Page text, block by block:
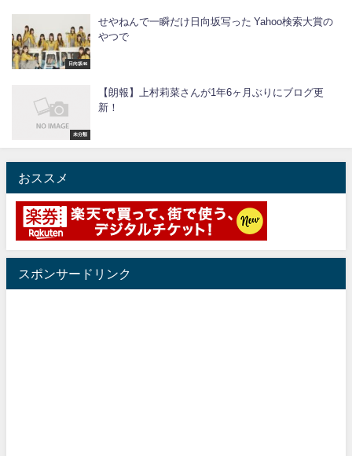
日向坂46
せやねんで一瞬だけ日向坂写った Yahoo検索大賞の
やつで
未分類
【朗報】上村莉菜さんが1年6ヶ月ぶりにブログ更
新！
おススメ
スポンサードリンク